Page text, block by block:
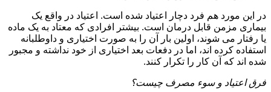
در این مورد هم فرد دچار اعتیاد شده است. اعتیاد در واقع یک
بیماری مزمن قابل درمان است. بیشتر افرادی که معتاد به یک ماده
یا رفتار می شوند، اولین بار آن را به صورت اختیاری و داوطلبانه
استفاده کرده اند، اما در دفعات بعد اختیاری از خود نداشته و مجبور
شده اند که آن کار را تکرار کنند.
فرق اعتیاد و سوء مصرف چیست؟